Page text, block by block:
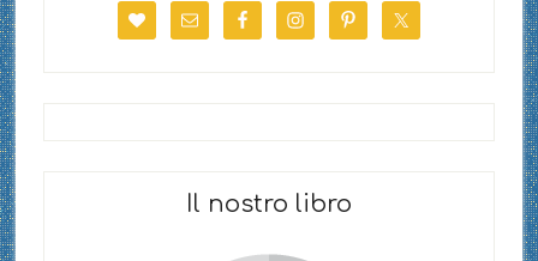
Il nostro libro